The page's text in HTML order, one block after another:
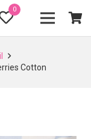
0
Cotton